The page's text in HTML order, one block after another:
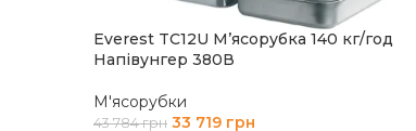
Everest TC12U М’ясорубка 140 кг/год
Напівунгер 380В
М'ясорубки
43 784грн 33 719 грн